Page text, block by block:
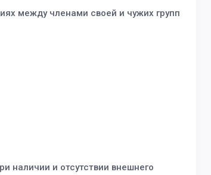
между членами своей и чужих групп
и отсутствии внешнего